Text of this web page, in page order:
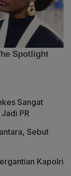
Sangat
PR
Sebut
Kapolri